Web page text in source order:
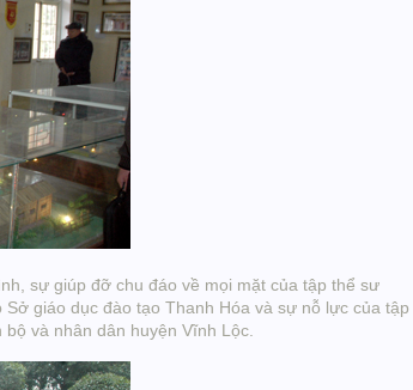
sự giúp đỡ chu đáo về mọi mặt của tập thể sư
giáo dục đào tạo Thanh Hóa và sự nỗ lực của tập
và nhân dân huyện Vĩnh Lộc.